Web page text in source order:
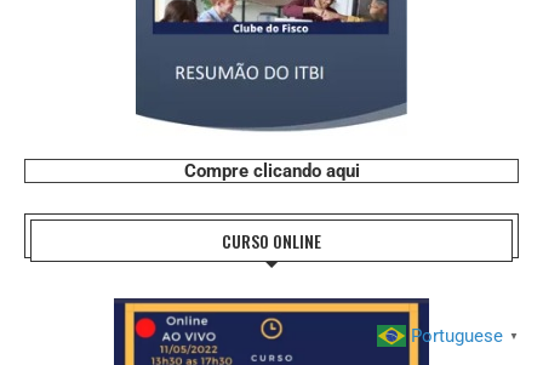
Compre clicando aqui
CURSO ONLINE
Portuguese ▼